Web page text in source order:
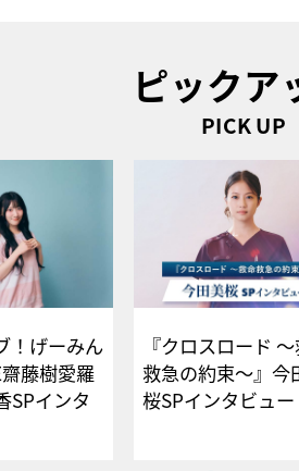
ピックア
PICK UP
！げーみん
藤樹愛羅
SPインタ
『クロスロード
救急の約束～』今
桜SPインタビ